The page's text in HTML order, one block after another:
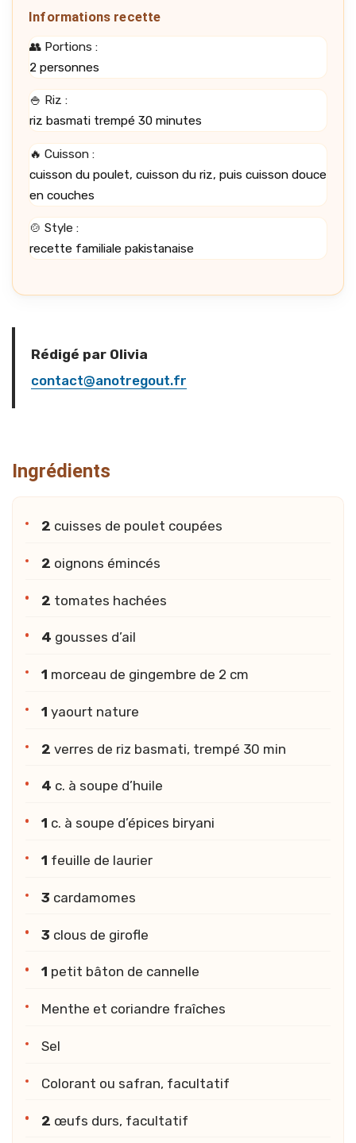
Informations recette
👥 Portions :
2 personnes
🍚 Riz :
riz basmati trempé 30 minutes
🔥 Cuisson :
cuisson du poulet, cuisson du riz, puis cuisson douce
en couches
🍲 Style :
recette familiale pakistanaise
Rédigé par Olivia
contact@anotregout.fr
Ingrédients
2 cuisses de poulet coupées
2 oignons émincés
2 tomates hachées
4 gousses d’ail
1 morceau de gingembre de 2 cm
1 yaourt nature
2 verres de riz basmati, trempé 30 min
4 c. à soupe d’huile
1 c. à soupe d’épices biryani
1 feuille de laurier
3 cardamomes
3 clous de girofle
1 petit bâton de cannelle
Menthe et coriandre fraîches
Sel
Colorant ou safran, facultatif
2 œufs durs, facultatif